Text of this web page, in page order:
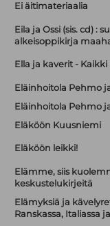
Ei äitimateriaalia
Eila ja Ossi (sis. cd) :
alkeisoppikirja
Ella ja kaverit - Kaikki
Eläinhoitola Pehmo
Eläinhoitola Pehmo
Eläköön Kuusniemi
Eläköön leikki!
Elämme, siis
keskustelukirjeitä
Elämyksiä ja
Ranskassa, Italiassa